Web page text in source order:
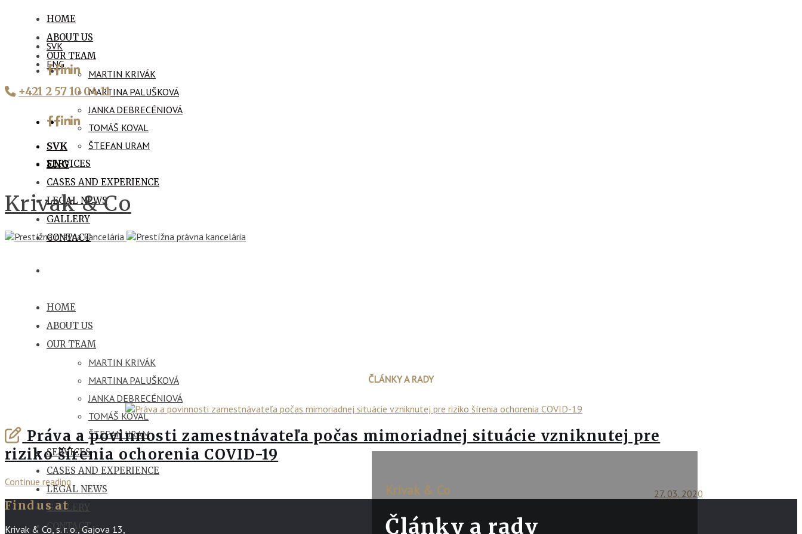
HOME
ABOUT US
OUR TEAM
MARTIN KRIVÁK
MARTINA PALUŠKOVÁ
JANKA DEBRECÉNIOVÁ
TOMÁŠ KOVAL
ŠTEFAN URAM
SERVICES
CASES AND EXPERIENCE
LEGAL NEWS
GALLERY
CONTACT
SVK
ENG
+421 2 57 10 04 11
SVK
ENG
Krivak & Co
HOME
ABOUT US
OUR TEAM
MARTIN KRIVÁK
MARTINA PALUŠKOVÁ
JANKA DEBRECÉNIOVÁ
TOMÁŠ KOVAL
ŠTEFAN URAM
SERVICES
CASES AND EXPERIENCE
LEGAL NEWS
GALLERY
CONTACT
Krivak & Co
Články a rady
ČLÁNKY A RADY
Práva a povinnosti zamestnávateľa počas mimoriadnej situácie vzniknutej pre
riziko šírenia ochorenia COVID-19
Continue reading
27. 03. 2020
Find us at
Krivak & Co, s. r. o., Gajova 13,